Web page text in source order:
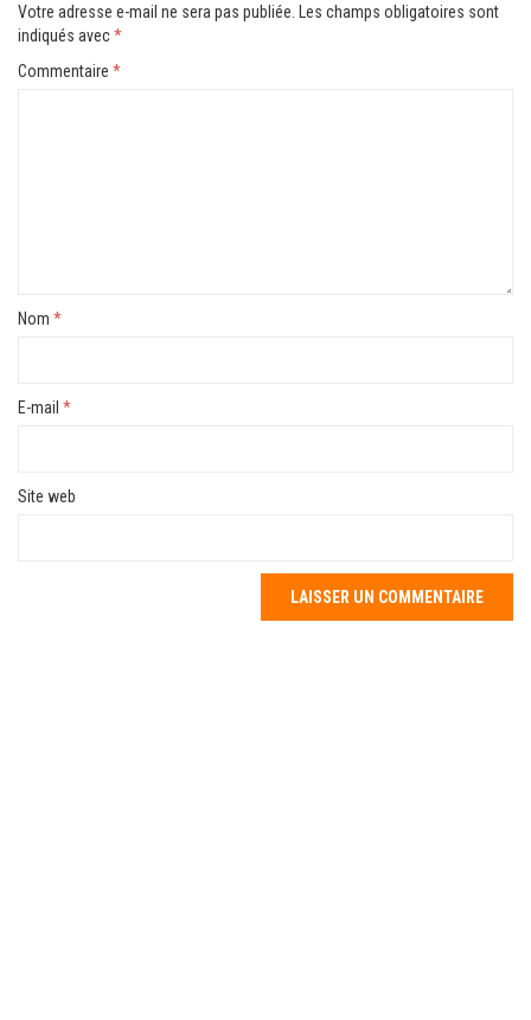
Votre adresse e-mail ne sera pas publiée.
Les champs obligatoires sont
indiqués avec*
Commentaire *
Nom *
E-mail *
Site web